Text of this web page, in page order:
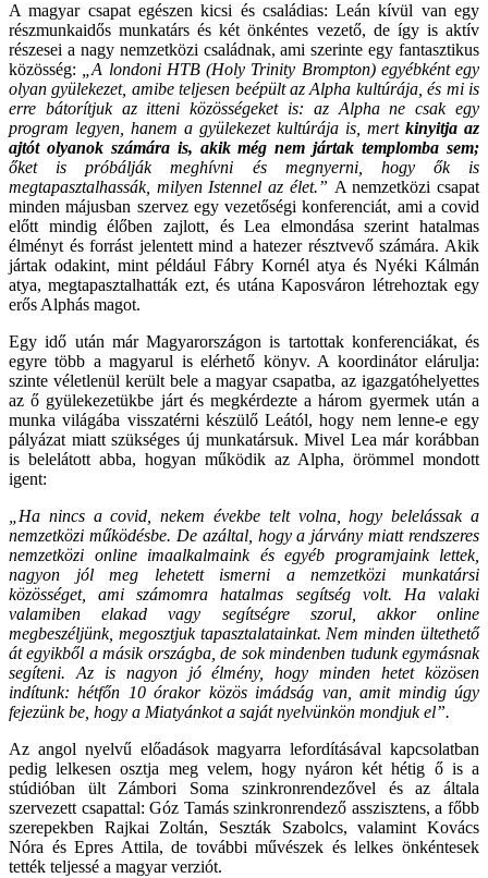
A magyar csapat egészen kicsi és családias: Leán kívül van egy
részmunkaidős munkatárs és két önkéntes vezető, de így is aktív
részesei a nagy nemzetközi családnak, ami szerinte egy fantasztikus
közösség: „A londoni HTB (Holy Trinity Brompton) egyébként egy
olyan gyülekezet, amibe teljesen beépült az Alpha kultúrája, és mi is
erre bátorítjuk az itteni közösségeket is: az Alpha ne csak egy
program legyen, hanem a gyülekezet kultúrája is, mert kinyitja az
ajtót olyanok számára is, akik még nem jártak templomba sem;
őket is próbálják meghívni és megnyerni, hogy ők is
megtapasztalhassák, milyen Istennel az élet.” A nemzetközi csapat
minden májusban szervez egy vezetőségi konferenciát, ami a covid
előtt mindig élőben zajlott, és Lea elmondása szerint hatalmas
élményt és forrást jelentett mind a hatezer résztvevő számára. Akik
jártak odakint, mint például Fábry Kornél atya és Nyéki Kálmán
atya, megtapasztalhatták ezt, és utána Kaposváron létrehoztak egy
erős Alphás magot.
Egy idő után már Magyarországon is tartottak konferenciákat, és
egyre több a magyarul is elérhető könyv. A koordinátor elárulja:
szinte véletlenül került bele a magyar csapatba, az igazgatóhelyettes
az ő gyülekezetükbe járt és megkérdezte a három gyermek után a
munka világába visszatérni készülő Leától, hogy nem lenne-e egy
pályázat miatt szükséges új munkatársuk. Mivel Lea már korábban
is belelátott abba, hogyan működik az Alpha, örömmel mondott
igent:
„Ha nincs a covid, nekem évekbe telt volna, hogy belelássak a
nemzetközi működésbe. De azáltal, hogy a járvány miatt rendszeres
nemzetközi online imaalkalmaink és egyéb programjaink lettek,
nagyon jól meg lehetett ismerni a nemzetközi munkatársi
közösséget, ami számomra hatalmas segítség volt. Ha valaki
valamiben elakad vagy segítségre szorul, akkor online
megbeszéljünk, megosztjuk tapasztalatainkat. Nem minden ültethető
át egyikből a másik országba, de sok mindenben tudunk egymásnak
segíteni. Az is nagyon jó élmény, hogy minden hetet közösen
indítunk: hétfőn 10 órakor közös imádság van, amit mindig úgy
fejezünk be, hogy a Miatyánkot a saját nyelvünkön mondjuk el”.
Az angol nyelvű előadások magyarra lefordításával kapcsolatban
pedig lelkesen osztja meg velem, hogy nyáron két hétig ő is a
stúdióban ült Zámbori Soma szinkronrendezővel és az általa
szervezett csapattal: Góz Tamás szinkronrendező asszisztens, a főbb
szerepekben Rajkai Zoltán, Seszták Szabolcs, valamint Kovács
Nóra és Epres Attila, de további művészek és lelkes önkéntesek
tették teljessé a magyar verziót.